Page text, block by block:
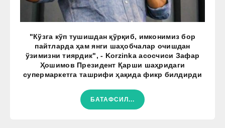
"Кўзга кўп тушишдан қўрқиб, имконимиз бор
пайтларда ҳам янги шаҳобчалар очишдан
ўзимизни тиярдик", - Korzinka асосчиси Зафар
Ҳошимов Президент Қарши шаҳридаги
супермаркетга ташрифи ҳақида фикр билдирди
БАТАФСИЛ...